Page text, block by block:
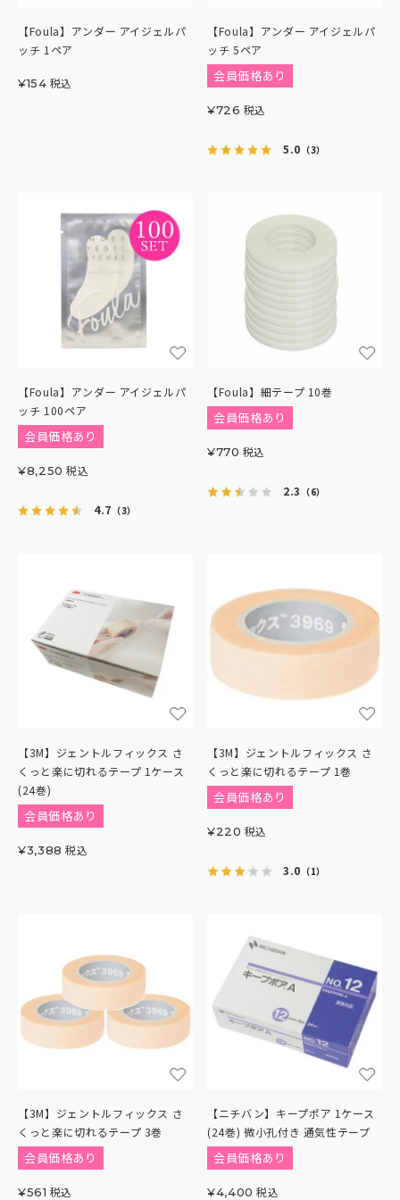
【Foula】アンダー アイジェルパ
ッチ 1ペア
¥154 税込
【Foula】アンダー アイジェルパ
ッチ 5ペア
会員価格あり
¥726 税込
5.0 （3）
【Foula】アンダー アイジェルパ
ッチ 100ペア
会員価格あり
¥8,250 税込
4.7 （3）
【Foula】細テープ 10巻
会員価格あり
¥770 税込
2.3 （6）
【3M】ジェントルフィックス さ
くっと楽に切れるテープ 1ケース
(24巻)
会員価格あり
¥3,388 税込
【3M】ジェントルフィックス さ
くっと楽に切れるテープ 1巻
会員価格あり
¥220 税込
3.0 （1）
【3M】ジェントルフィックス さ
くっと楽に切れるテープ 3巻
会員価格あり
¥561 税込
【ニチバン】キープポア 1ケース
(24巻) 微小孔付き 通気性テープ
会員価格あり
¥4,400 税込